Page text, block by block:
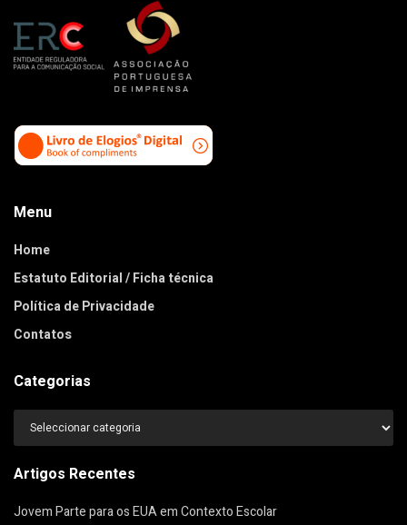
Menu
Home
Estatuto Editorial / Ficha técnica
Política de Privacidade
Contatos
Categorias
Categorias
Artigos Recentes
Jovem Parte para os EUA em Contexto Escolar